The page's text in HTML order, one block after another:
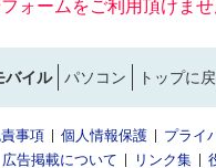
ォームをご利用頂けませ
バイル パソコン トップに
事項 個人情報保護
プライ
広告掲載について リンク集